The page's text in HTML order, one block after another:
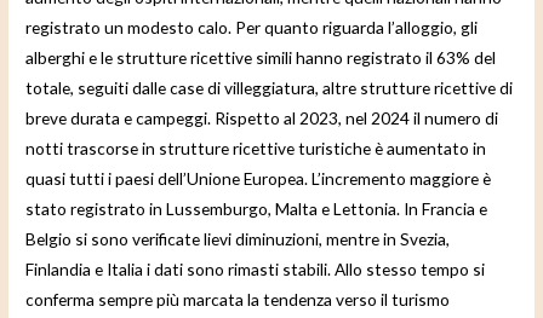
registrato un modesto calo. Per quanto riguarda l’alloggio, gli
alberghi e le strutture ricettive simili hanno registrato il 63% del
totale, seguiti dalle case di villeggiatura, altre strutture ricettive di
breve durata e campeggi. Rispetto al 2023, nel 2024 il numero di
notti trascorse in strutture ricettive turistiche è aumentato in
quasi tutti i paesi dell’Unione Europea. L’incremento maggiore è
stato registrato in Lussemburgo, Malta e Lettonia. In Francia e
Belgio si sono verificate lievi diminuzioni, mentre in Svezia,
Finlandia e Italia i dati sono rimasti stabili. Allo stesso tempo si
conferma sempre più marcata la tendenza verso il turismo